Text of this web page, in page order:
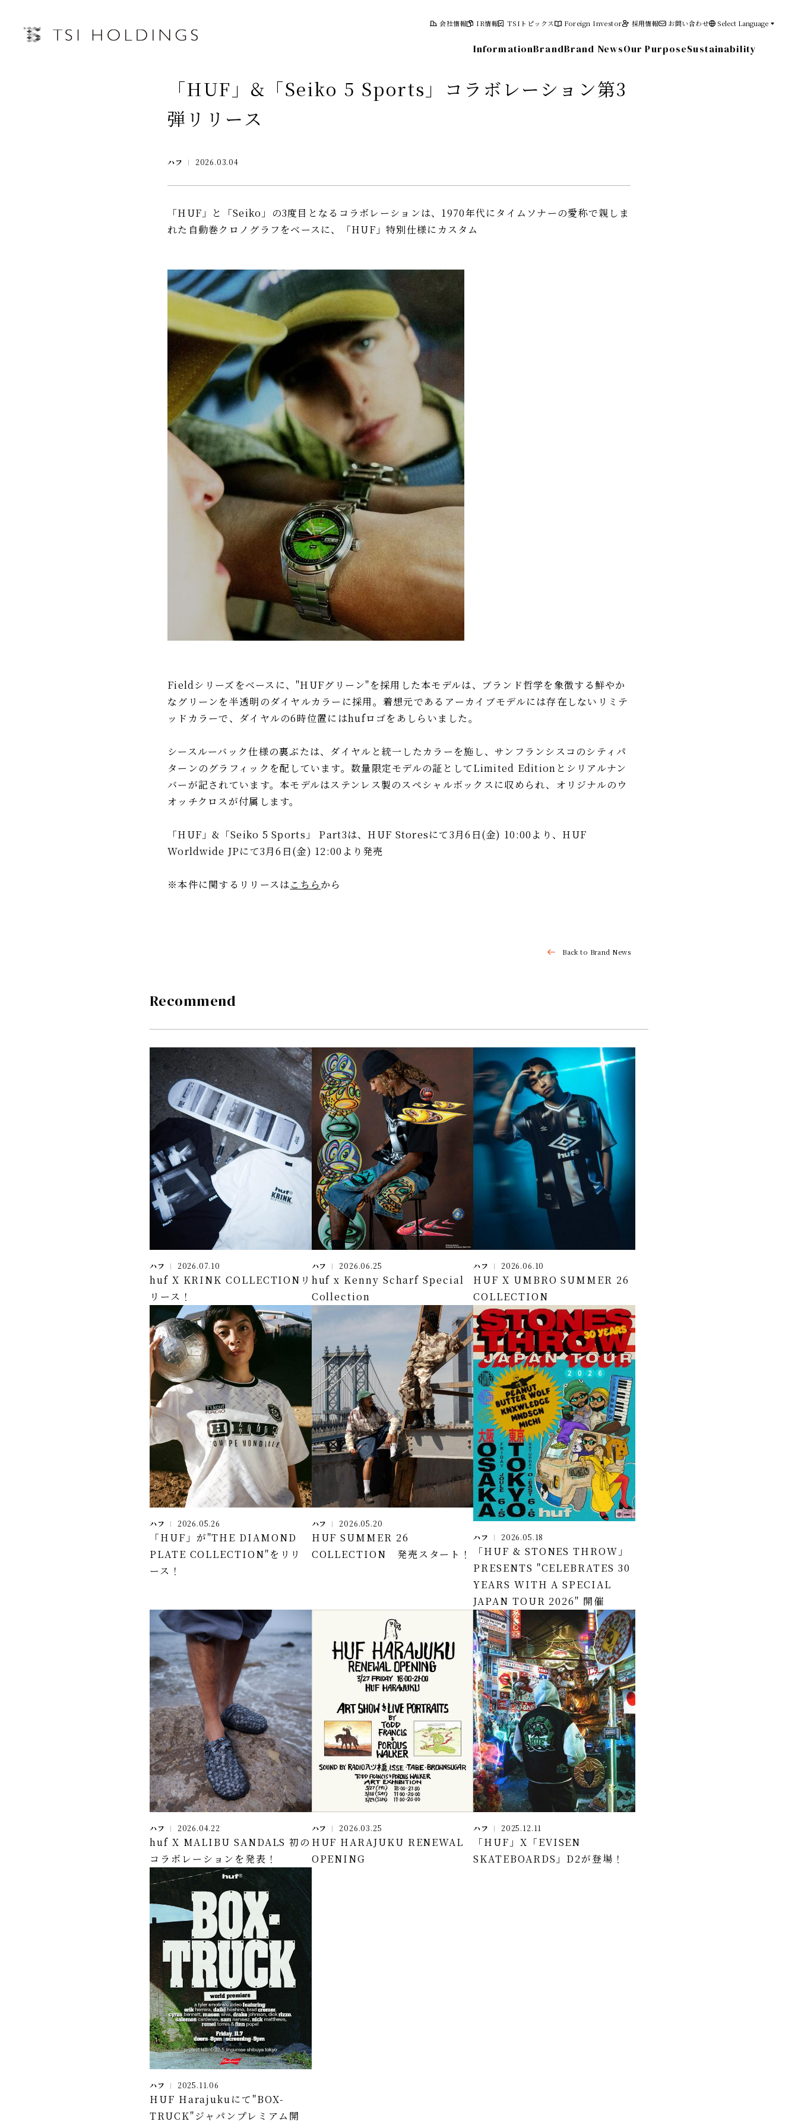
会社情報 IR情報
IRトップページ
有価証券報告書・四半期報告書
中期経営計画
第三者IRレポート
株主総会
株主向け資料
免責事項
TSIトピックス Foreign Investor 採用情報 お問い合わせ Select Language
InformationBrandBrand NewsOur PurposeSustainability
「HUF」&「Seiko 5 Sports」コラボレーション第3
弾リリース
ハフ 2026.03.04
「HUF」と「Seiko」の3度目となるコラボレーションは、1970年代にタイムソナーの愛称で親しま
れた自動巻クロノグラフをベースに、「HUF」特別仕様にカスタム
Fieldシリーズをベースに、"HUFグリーン"を採用した本モデルは、ブランド哲学を象徴する鮮やか
なグリーンを半透明のダイヤルカラーに採用。着想元であるアーカイブモデルには存在しないリミテ
ッドカラーで、ダイヤルの6時位置にはhufロゴをあしらいました。
シースルーバック仕様の裏ぶたは、ダイヤルと統一したカラーを施し、サンフランシスコのシティパ
ターンのグラフィックを配しています。数量限定モデルの証としてLimited Editionとシリアルナン
バーが記されています。本モデルはステンレス製のスペシャルボックスに収められ、オリジナルのウ
オッチクロスが付属します。
「HUF」&「Seiko 5 Sports」 Part3は、HUF Storesにて3月6日(金) 10:00より、HUF
Worldwide JPにて3月6日(金) 12:00より発売
※本件に関するリリースはこちら から
Back to Brand News
Recommend
ハフ 2026.07.10
huf X KRINK COLLECTIONリ
リース！
ハフ 2026.06.25
huf x Kenny Scharf Special
Collection
ハフ 2026.06.10
HUF X UMBRO SUMMER 26
COLLECTION
ハフ 2026.05.26
「HUF」が"THE DIAMOND
PLATE COLLECTION"をリリ
ース！
ハフ 2026.05.20
HUF SUMMER 26
COLLECTION 発売スタート！
ハフ 2026.05.18
「HUF & STONES THROW」
PRESENTS "CELEBRATES 30
YEARS WITH A SPECIAL
JAPAN TOUR 2026" 開催
ハフ 2026.04.22
huf X MALIBU SANDALS 初の
コラボレーションを発表！
ハフ 2026.03.25
HUF HARAJUKU RENEWAL
OPENING
ハフ 2025.12.11
「HUF」X「EVISEN
SKATEBOARDS」D2が登場！
ハフ 2025.11.06
HUF Harajukuにて"BOX-
TRUCK"ジャパンプレミアム開